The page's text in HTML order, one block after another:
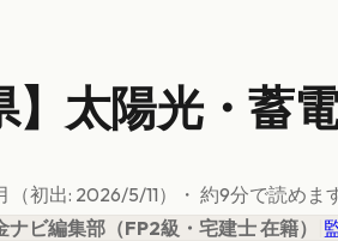
】太陽光・蓄
（初出: 2026/5/11） ・ 約9分で読めま
ナビ編集部 （FP2級・宅建士 在籍）